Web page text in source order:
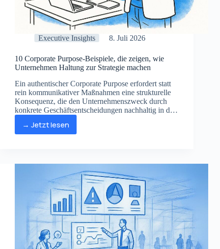
Executive Insights 8. Juli 2026
10 Corporate Purpose-Beispiele, die zeigen, wie
Unternehmen Haltung zur Strategie machen
Ein authentischer Corporate Purpose erfordert statt
rein kommunikativer Maßnahmen eine strukturelle
Konsequenz, die den Unternehmenszweck durch
konkrete Geschäftsentscheidungen nachhaltig in der
→ Jetzt lesen
10
zeigen,
wie
Unternehmen
Haltung
zur
Strategie
machen